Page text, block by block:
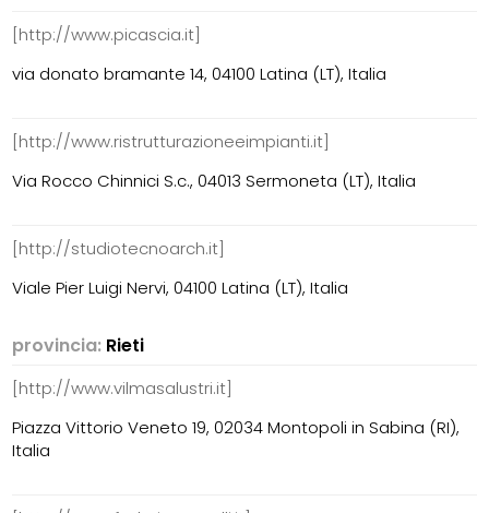
[http://www.picascia.it]
via donato bramante 14, 04100 Latina (LT), Italia
[http://www.ristrutturazioneeimpianti.it]
Via Rocco Chinnici S.c., 04013 Sermoneta (LT), Italia
[http://studiotecnoarch.it]
Viale Pier Luigi Nervi, 04100 Latina (LT), Italia
provincia: Rieti
[http://www.vilmasalustri.it]
Piazza Vittorio Veneto 19, 02034 Montopoli in Sabina (RI),
Italia